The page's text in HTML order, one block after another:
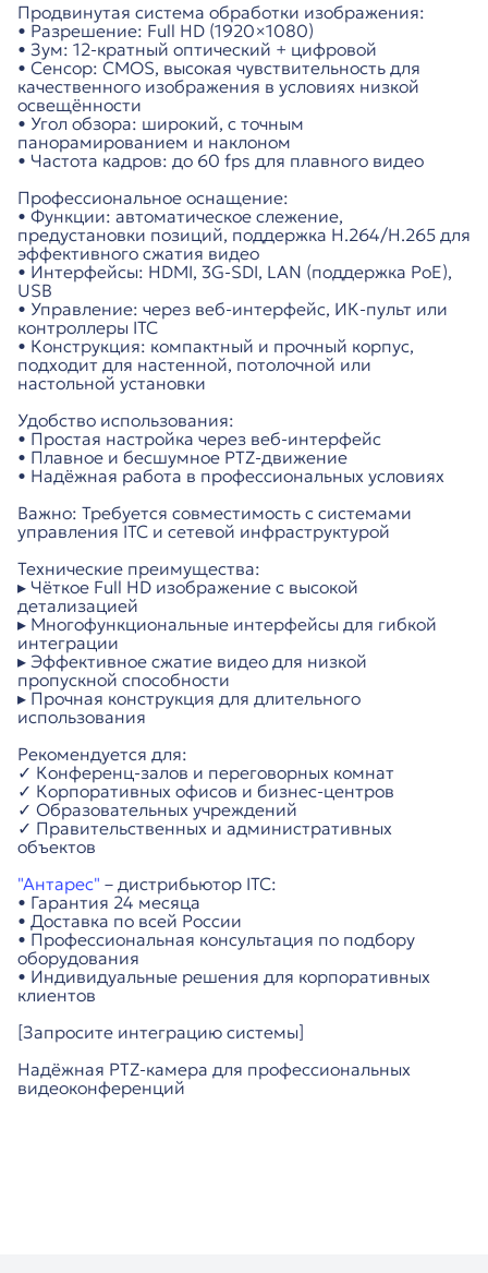
Продвинутая система обработки изображения:
• Разрешение: Full HD (1920×1080)
• Зум: 12-кратный оптический + цифровой
• Сенсор: CMOS, высокая чувствительность для
качественного изображения в условиях низкой
освещённости
• Угол обзора: широкий, с точным
панорамированием и наклоном
• Частота кадров: до 60 fps для плавного видео
Профессиональное оснащение:
• Функции: автоматическое слежение,
предустановки позиций, поддержка H.264/H.265 для
эффективного сжатия видео
• Интерфейсы: HDMI, 3G-SDI, LAN (поддержка PoE),
USB
• Управление: через веб-интерфейс, ИК-пульт или
контроллеры ITC
• Конструкция: компактный и прочный корпус,
подходит для настенной, потолочной или
настольной установки
Удобство использования:
• Простая настройка через веб-интерфейс
• Плавное и бесшумное PTZ-движение
• Надёжная работа в профессиональных условиях
Важно: Требуется совместимость с системами
управления ITC и сетевой инфраструктурой
Технические преимущества:
▸ Чёткое Full HD изображение с высокой
детализацией
▸ Многофункциональные интерфейсы для гибкой
интеграции
▸ Эффективное сжатие видео для низкой
пропускной способности
▸ Прочная конструкция для длительного
использования
Рекомендуется для:
✓ Конференц-залов и переговорных комнат
✓ Корпоративных офисов и бизнес-центров
✓ Образовательных учреждений
✓ Правительственных и административных
объектов
"Антарес" – дистрибьютор ITC:
• Гарантия 24 месяца
• Доставка по всей России
• Профессиональная консультация по подбору
оборудования
• Индивидуальные решения для корпоративных
клиентов
[Запросите интеграцию системы]
Надёжная PTZ-камера для профессиональных
видеоконференций